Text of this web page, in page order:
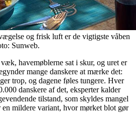
og frisk luft er de vigtigste våben
Sunweb.
havemøblerne sat i skur, og uret er
mange danskere at mærke det:
trop, og dagene føles tungere. Hver
danskere af det, eksperter kalder
tilstand, som skyldes mangel
mildere variant, hvor mørket blot gør